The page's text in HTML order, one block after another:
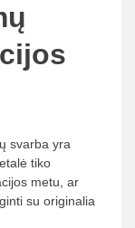
svarba yra
tiko
metu, ar
su originalia